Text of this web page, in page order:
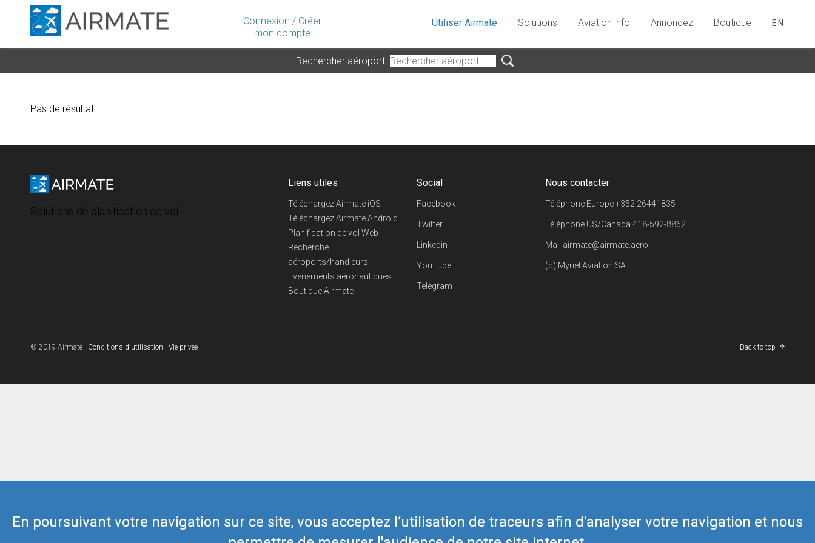
Connexion / Créer
mon compte
En poursuivant votre navigation sur ce site, vous acceptez l’utilisation de traceurs afin d'analyser votre navigation et nous
Utiliser Airmate Solutions Aviation info Annoncez Boutique EN
Rechercher aéroport
Pas de résultat
Solutions de planification de vol
Liens utiles
Téléchargez Airmate iOS
Téléchargez Airmate Android
Planification de vol Web
Recherche
aéroports/handleurs
Evénements aéronautiques
Boutique Airmate
Social
Facebook
Twitter
Linkedin
YouTube
Telegram
Nous contacter
Téléphone Europe+352 26441835
Téléphone US/Canada418-592-8862
Mail airmate@airmate.aero
(c) Myriel Aviation SA
© 2019 Airmate - Conditions d'utilisation - Vie privée Back to top